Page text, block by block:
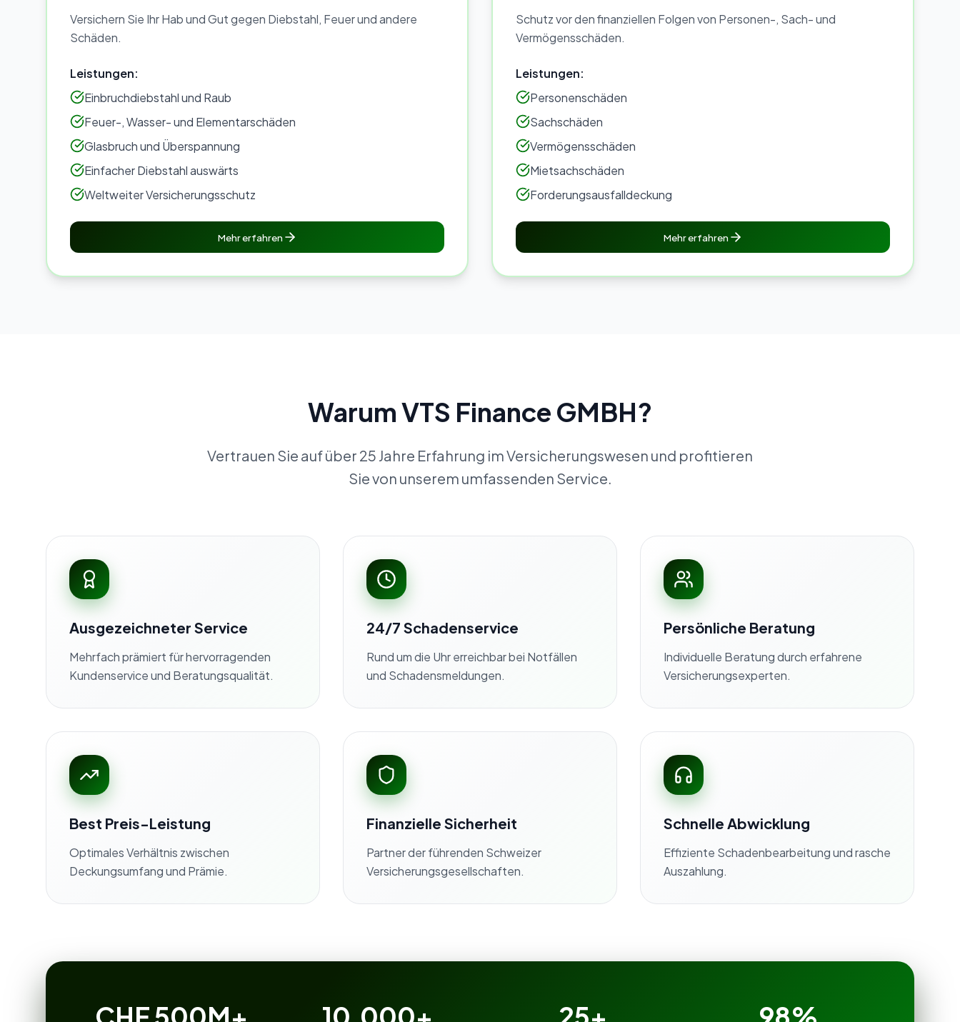
Versichern Sie Ihr Hab und Gut gegen Diebstahl, Feuer und andere
Schäden.
Leistungen:
Einbruchdiebstahl und Raub
Feuer-, Wasser- und Elementarschäden
Glasbruch und Überspannung
Einfacher Diebstahl auswärts
Weltweiter Versicherungsschutz
Mehr erfahren
Schutz vor den finanziellen Folgen von Personen-, Sach- und
Vermögensschäden.
Leistungen:
Personenschäden
Sachschäden
Vermögensschäden
Mietsachschäden
Forderungsausfalldeckung
Mehr erfahren
Warum VTS Finance GMBH?
Vertrauen Sie auf über 25 Jahre Erfahrung im Versicherungswesen und profitieren
Sie von unserem umfassenden Service.
Ausgezeichneter Service
Mehrfach prämiert für hervorragenden
Kundenservice und Beratungsqualität.
24/7 Schadenservice
Rund um die Uhr erreichbar bei Notfällen
und Schadensmeldungen.
Persönliche Beratung
Individuelle Beratung durch erfahrene
Versicherungsexperten.
Best Preis-Leistung
Optimales Verhältnis zwischen
Deckungsumfang und Prämie.
Finanzielle Sicherheit
Partner der führenden Schweizer
Versicherungsgesellschaften.
Schnelle Abwicklung
Effiziente Schadenbearbeitung und rasche
Auszahlung.